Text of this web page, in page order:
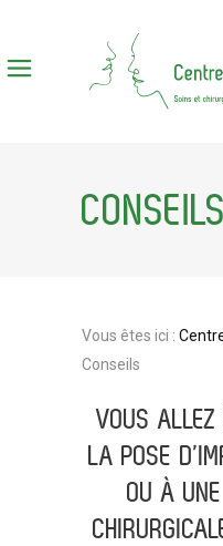
CONSEILS
Vous êtes ici :
Conseils
VOUS
LA POSE
OU À